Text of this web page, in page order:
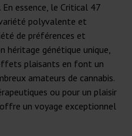
essence, le Critical 47
polyvalente et
de préférences et
héritage génétique unique,
plaisants en font un
amateurs de cannabis.
ou pour un plaisir
un voyage exceptionnel